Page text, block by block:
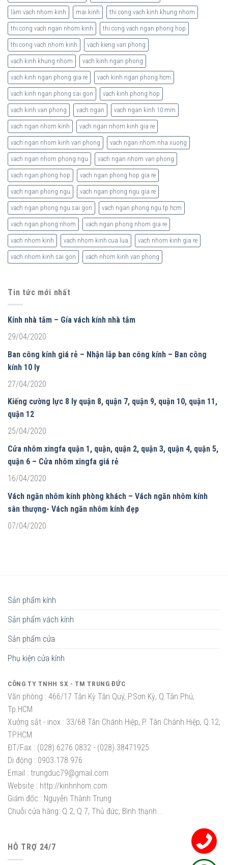
làm vach nhom kinh mai kinh thi cong vach kinh khung nhom
thi cong vach ngan nhom kinh thi cong vach ngan phong hop
thi cong vach nhom kinh vach kieng van phong
vach kinh khung nhom vach kinh ngan phong
vach kinh ngan phong gia re vach kinh ngan phong hcm
vach kinh ngan phong sai gon vach kinh phong hop
vach kinh van phong vach ngan vach ngan kinh 10 mm
vach ngan nhom kinh vach ngan nhom kinh gia re
vach ngan nhom kinh van phong vach ngan nhom nha xuong
vach ngan nhom phong ngu vach ngan nhom van phong
vach ngan phong hop vach ngan phong hop gia re
vach ngan phong ngu vach ngan phong ngu gia re
vach ngan phong ngu sai gon vach ngan phong ngu tp hcm
vach ngan phong nhom vach ngan phong nhom gia re
vach nhom kinh vach nhom kinh cua lua vach nhom kinh gia re
vach nhom kinh sai gon vach nhom kinh van phong
Tin tức mới nhất
Kính nhà tắm – Gía vách kính nhà tắm
29/04/2020
Ban công kính giá rẻ – Nhận lắp ban công kính – Ban công
kính 10 ly
27/04/2020
Kiếng cường lực 8 ly quận 8, quận 7, quận 9, quận 10, quận 11,
quận 12
25/04/2020
Cửa nhôm xingfa quận 1, quận, quận 2, quận 3, quận 4, quận 5,
quận 6 – Cửa nhôm xingfa giá rẻ
16/04/2020
Vách ngăn nhôm kính phòng khách – Vách ngăn nhôm kính
sân thượng- Vách ngăn nhôm kính đẹp
07/04/2020
Sản phẩm kính
Sản phẩm vách kính
Sản phẩm cửa
Phụ kiện cửa kính
CÔNG TY TNHH SX - TM TRUNG ĐỨC
Văn phòng : 466/17 Tân Kỳ Tân Quý, P.Sơn Kỳ, Q.Tân Phú,
Tp.HCM
Xưởng sắt - inox : 33/68 Tân Chánh Hiệp, P. Tân Chánh Hiệp, Q.12,
TP.HCM
ĐT/Fax : (028).6276.0832 - (028).38471925
Di động : 0903.178.976
Email : trungduc79@gmail.com
Website : http://kinhnhom.com
Giám đốc : Nguyễn Thành Trung
Chuỗi cửa hàng: Q.2, Q.7, Thủ đức, Bình thạnh...
HỖ TRỢ 24/7